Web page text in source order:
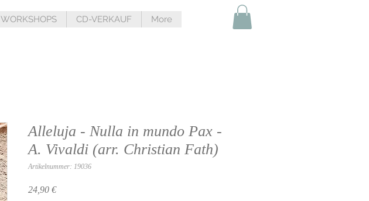
WORKSHOPS CD-VERKAUF More
Alleluja - Nulla in mundo Pax -
A. Vivaldi (arr. Christian Fath)
Artikelnummer: 19036
24,90 €Preis